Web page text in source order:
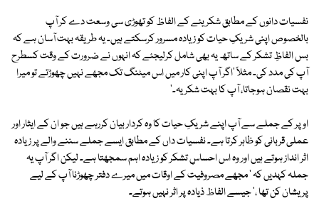
نفسیات دانوں کے مطابق شکریئے کے الفاظ کو تھوڑی سی وسعت دے کر آپ
بالخصوص اپنی شریکِ حیات کو زیادہ مسرور کرسکتے ہیں۔ یہ طریقہ بہت آسان ہے کہ
بس الفاظِ تشکر کے ساتھ یہ بھی شامل کرلیجئے کہ انہوں نے ضرورت کے وقت کسطرح
آپ کی مدد کی۔ مثلاً 'اگر آپ اپنی کار میں اس میٹنگ تک مجھے نہیں چھوڑتے تو میرا
بہت نقصان ہوجاتا، آپ کا بہت شکریہ۔'
اوپر کے جملے سے آپ اپنے شریکِ حیات کا وہ کردار بیان کررہے ہیں جو ان کے ایثار اور
عملی قربانی کو ظاہر کرتا ہے۔ نفسیات داں کے مطابق ایسے جملے سننے والے پر زیادہ
اثر انداز ہوتے ہیں اور وہ اس احساسِ تشکر کو زیادہ اہم سمجھتا ہے۔ لیکن اگر آپ یہ
جملہ کہدیں کہ ' مجھے مصروفیت کے اوقات میں میرے دفتر چھوڑنا آپ کے لیے
پریشان کن تھا ،' جیسے الفاظ ذیادہ پر اثر نہیں ہوتے۔